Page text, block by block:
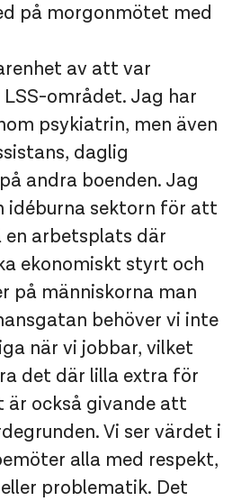
på morgonmötet med
av att var
området. Jag har
psykiatrin, men även
daglig
andra boenden. Jag
idéburna sektorn för att
en arbetsplats där
ekonomiskt styrt och
på människorna man
behöver vi inte
när vi jobbar, vilket
det där lilla extra för
är också givande att
Vi ser värdet i
alla med respekt,
problematik. Det